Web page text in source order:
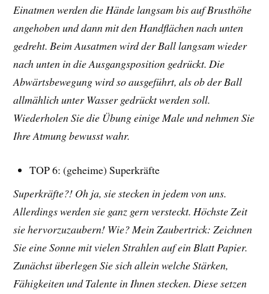
Einatmen werden die Hände langsam bis auf Brusthöhe
angehoben und dann mit den Handflächen nach unten
gedreht. Beim Ausatmen wird der Ball langsam wieder
nach unten in die Ausgangsposition gedrückt. Die
Abwärtsbewegung wird so ausgeführt, als ob der Ball
allmählich unter Wasser gedrückt werden soll.
Wiederholen Sie die Übung einige Male und nehmen Sie
Ihre Atmung bewusst wahr.
TOP 6: (geheime) Superkräfte
Superkräfte?! Oh ja, sie stecken in jedem von uns.
Allerdings werden sie ganz gern versteckt. Höchste Zeit
sie hervorzuzaubern! Wie? Mein Zaubertrick: Zeichnen
Sie eine Sonne mit vielen Strahlen auf ein Blatt Papier.
Zunächst überlegen Sie sich allein welche Stärken,
Fähigkeiten und Talente in Ihnen stecken. Diese setzen